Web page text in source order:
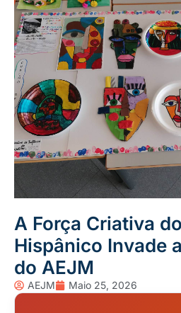
A Força Criativa
Hispânico Invade
do AEJM
AEJM Maio 25, 2026